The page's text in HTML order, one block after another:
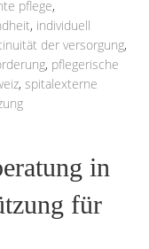
pflege,
, individuell
der versorgung,
, pflegerische
, spitalexterne
in
für